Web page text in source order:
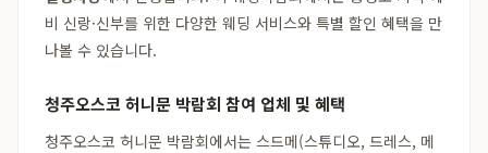
비 신랑·신부를 위한 다양한 웨딩 서비스와 특별 할인 혜택을 만
나볼 수 있습니다.
청주오스코 허니문 박람회 참여 업체 및 혜택
청주오스코 허니문 박람회에서는 스드메(스튜디오, 드레스, 메